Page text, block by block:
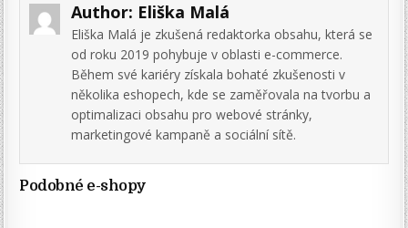
Author: Eliška Malá
Eliška Malá je zkušená redaktorka obsahu, která se
od roku 2019 pohybuje v oblasti e-commerce.
Během své kariéry získala bohaté zkušenosti v
několika eshopech, kde se zaměřovala na tvorbu a
optimalizaci obsahu pro webové stránky,
marketingové kampaně a sociální sítě.
Podobné e-shopy